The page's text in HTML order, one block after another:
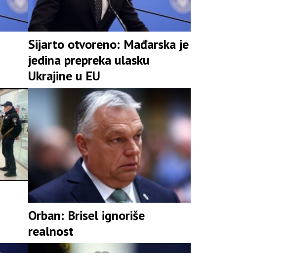
Sijarto otvoreno: Mađarska je
jedina prepreka ulasku
Ukrajine u EU
Orban: Brisel ignoriše
realnost